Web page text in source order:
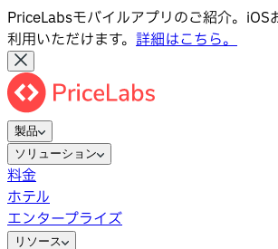
PriceLabsモバイルアプリのご紹介。
利用いただけます。 詳細はこちら。
製品
ソリューション
料金
ホテル
エンタープライズ
リソース